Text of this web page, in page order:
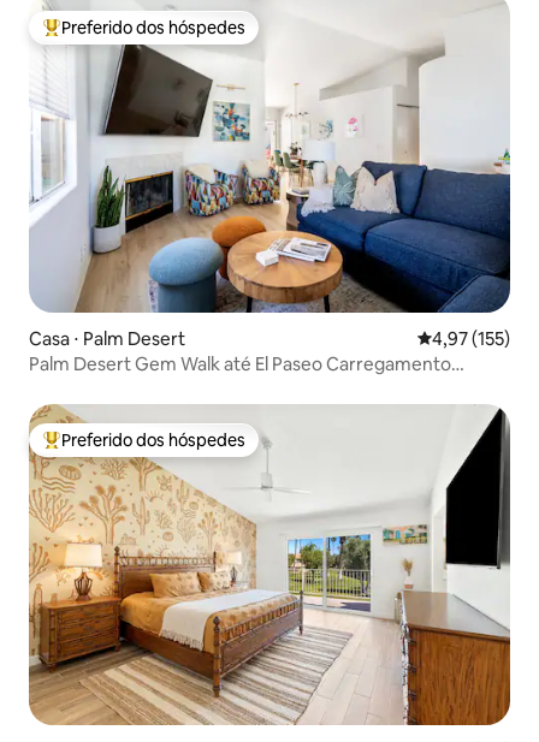
Entre os melhores preferidos dos hóspedes
Preferido dos hóspedes
Casa ⋅ Palm Desert 4,97 de uma
4,97 (155)
Palm Desert Gem Walk até El Paseo Carregamento
Entre os melhores preferidos dos hóspedes
Preferido dos hóspedes